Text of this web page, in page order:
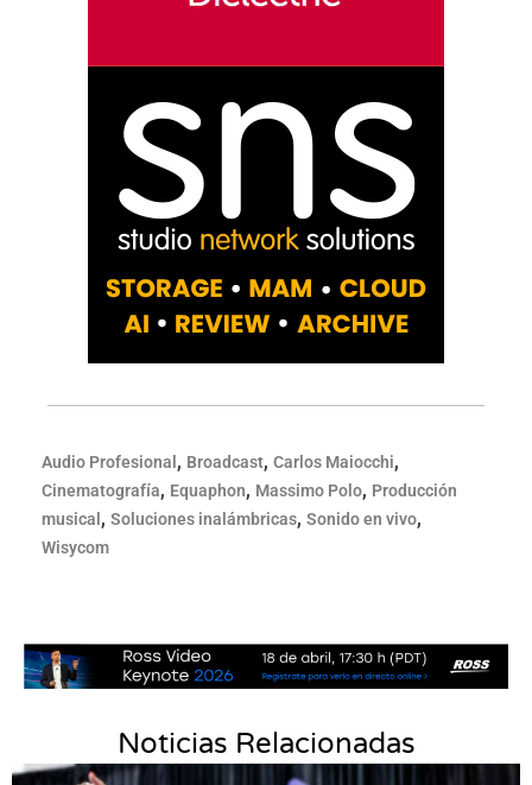
Audio Profesional , Broadcast, Carlos Maiocchi,
Cinematografía, Equaphon, Massimo Polo, Producción
musical , Soluciones inalámbricas, Sonido en vivo,
Wisycom
Noticias Relacionadas